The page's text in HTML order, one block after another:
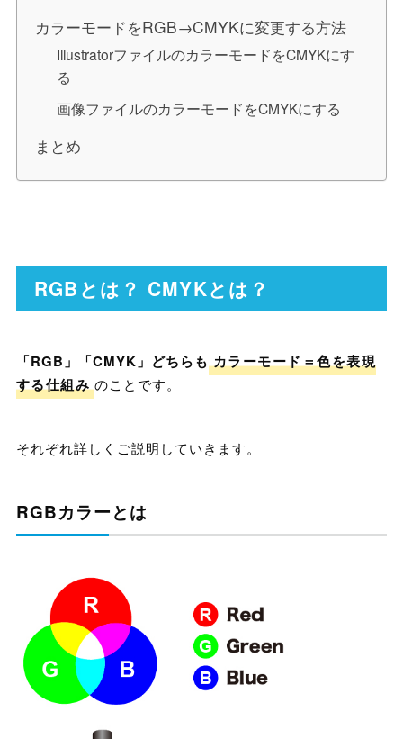
カラーモードをRGB→CMYKに変更する方法
IllustratorファイルのカラーモードをCMYKにす
る
画像ファイルのカラーモードをCMYKにする
まとめ
RGBとは？ CMYKとは？
「RGB」「CMYK」どちらも カラーモード＝色を表現
する仕組み のことです。
それぞれ詳しくご説明していきます。
RGBカラーとは